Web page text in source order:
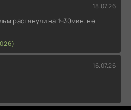
18.07.26
растянули на 1ч30мин. не
16.07.26